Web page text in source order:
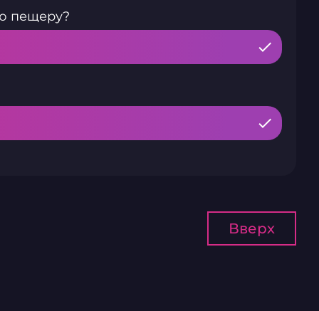
пещеру?
Вверх